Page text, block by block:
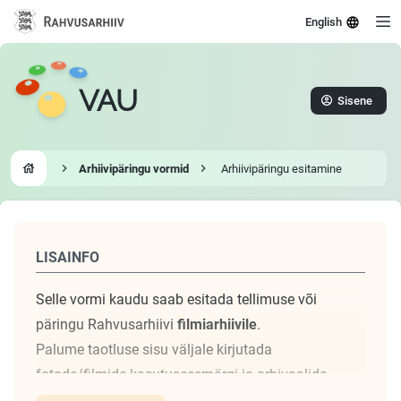
English
VAU Sisene
Go to homepageArhiivipäringu vormid Arhiivipäringu esitamine
LISAINFO
Selle vormi kaudu saab esitada tellimuse või
päringu Rahvusarhiivi filmiarhiivile.
Palume taotluse sisu väljale kirjutada
fotode/filmide kasutuseesmärgi ja arhivaalide